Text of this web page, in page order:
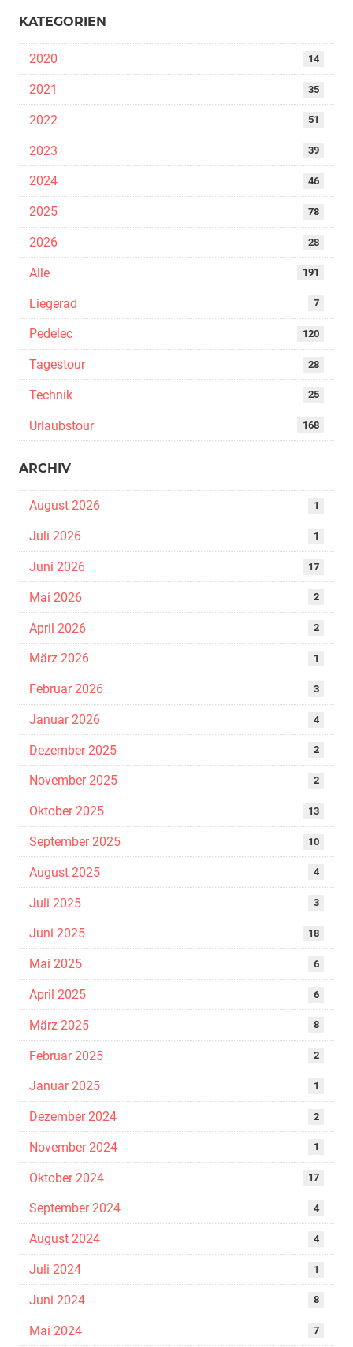
KATEGORIEN
2020 14
2021 35
2022 51
2023 39
2024 46
2025 78
2026 28
Alle 191
Liegerad 7
Pedelec 120
Tagestour 28
Technik 25
Urlaubstour 168
ARCHIV
August 2026 1
Juli 2026 1
Juni 2026 17
Mai 2026 2
April 2026 2
März 2026 1
Februar 2026 3
Januar 2026 4
Dezember 2025 2
November 2025 2
Oktober 2025 13
September 2025 10
August 2025 4
Juli 2025 3
Juni 2025 18
Mai 2025 6
April 2025 6
März 2025 8
Februar 2025 2
Januar 2025 1
Dezember 2024 2
November 2024 1
Oktober 2024 17
September 2024 4
August 2024 4
Juli 2024 1
Juni 2024 8
Mai 2024 7